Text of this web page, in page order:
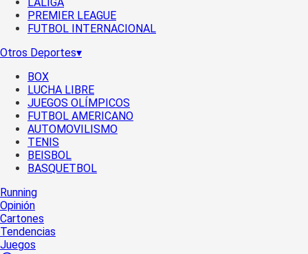
PREMIER LEAGUE
FUTBOL INTERNACIONAL
Otros Deportes▾
BOX
LUCHA LIBRE
JUEGOS OLÍMPICOS
FUTBOL AMERICANO
AUTOMOVILISMO
TENIS
BEISBOL
BASQUETBOL
Running
Opinión
Cartones
Tendencias
Juegos